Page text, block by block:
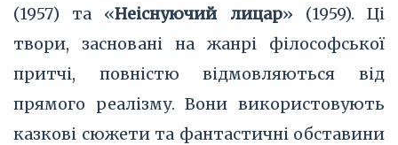
(1957) та «Неіснуючий лицар» (1959). Ці
твори, засновані на жанрі філософської
притчі, повністю відмовляються від
прямого реалізму. Вони використовують
казкові сюжети та фантастичні обставини